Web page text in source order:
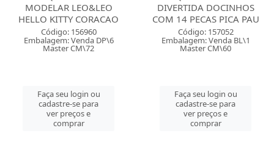
MODELAR LEO&LEO
HELLO KITTY CORACAO
Código: 156960
Embalagem: Venda DP\6
Master CM\72
Faça seu login ou
cadastre-se para
ver preços e
comprar
DIVERTIDA DOCINHOS
COM 14 PECAS PICA PAU
Código: 157052
Embalagem: Venda BL\1
Master CM\60
Faça seu login ou
cadastre-se para
ver preços e
comprar